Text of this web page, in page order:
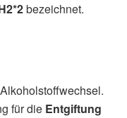
bezeichnet.
für die Entgiftung